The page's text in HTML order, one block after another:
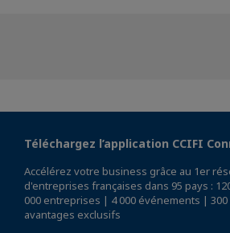
Téléchargez l’application CCIFI
Accélérez votre business grâce au 1er
d'entreprises françaises dans 95 pays :
000 entreprises | 4 000 événements |
avantages exclusifs